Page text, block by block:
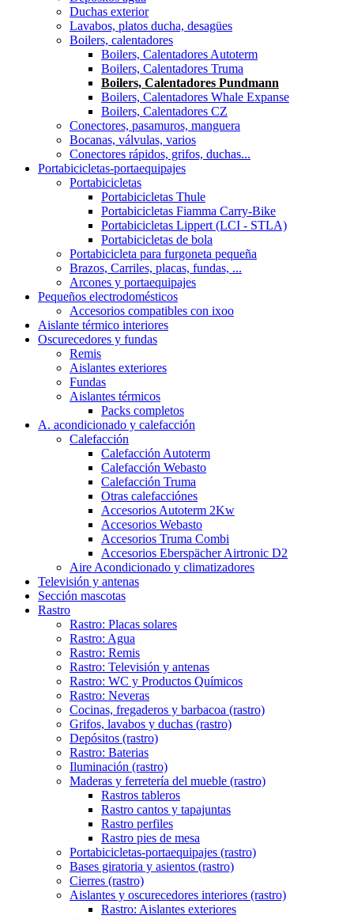
Duchas exterior
Lavabos, platos ducha, desagües
Boilers, calentadores
Boilers, Calentadores Autoterm
Boilers, Calentadores Truma
Boilers, Calentadores Pundmann
Boilers, Calentadores Whale Expanse
Boilers, Calentadores CZ
Conectores, pasamuros, manguera
Bocanas, válvulas, varios
Conectores rápidos, grifos, duchas...
Portabicicletas-portaequipajes
Portabicicletas
Portabicicletas Thule
Portabicicletas Fiamma Carry-Bike
Portabicicletas Lippert (LCI - STLA)
Portabicicletas de bola
Portabicicleta para furgoneta pequeña
Brazos, Carriles, placas, fundas, ...
Arcones y portaequipajes
Pequeños electrodomésticos
Accesorios compatibles con ixoo
Aislante térmico interiores
Oscurecedores y fundas
Remis
Aislantes exteriores
Fundas
Aislantes térmicos
Packs completos
A. acondicionado y calefacción
Calefacción
Calefacción Autoterm
Calefacción Webasto
Calefacción Truma
Otras calefacciónes
Accesorios Autoterm 2Kw
Accesorios Webasto
Accesorios Truma Combi
Accesorios Eberspächer Airtronic D2
Aire Acondicionado y climatizadores
Televisión y antenas
Sección mascotas
Rastro
Rastro: Placas solares
Rastro: Agua
Rastro: Remis
Rastro: Televisión y antenas
Rastro: WC y Productos Químicos
Rastro: Neveras
Cocinas, fregaderos y barbacoa (rastro)
Grifos, lavabos y duchas (rastro)
Depósitos (rastro)
Rastro: Baterias
Iluminación (rastro)
Maderas y ferretería del mueble (rastro)
Rastros tableros
Rastro cantos y tapajuntas
Rastro perfiles
Rastro pies de mesa
Portabicicletas-portaequipajes (rastro)
Bases giratoria y asientos (rastro)
Cierres (rastro)
Aislantes y oscurecedores interiores (rastro)
Rastro: Aislantes exteriores